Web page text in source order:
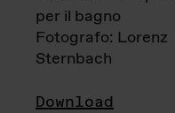
per il bagno
Fotografo: Lorenz
Sternbach
Download